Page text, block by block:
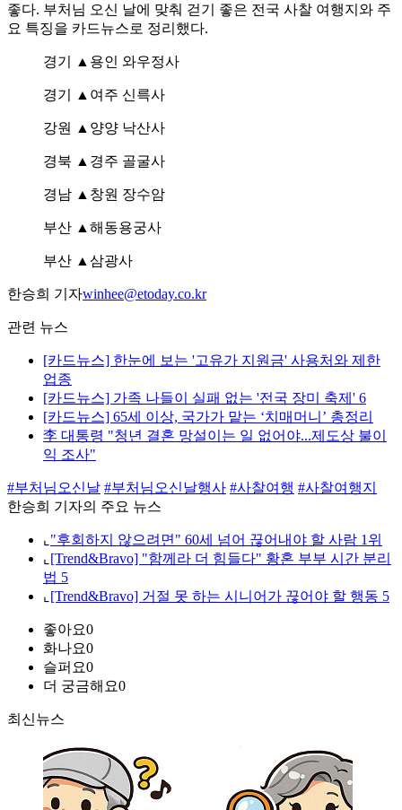
좋다. 부처님 오신 날에 맞춰 걷기 좋은 전국 사찰 여행지와 주
요 특징을 카드뉴스로 정리했다.
경기 ▲용인 와우정사
경기 ▲여주 신륵사
강원 ▲양양 낙산사
경북 ▲경주 골굴사
경남 ▲창원 장수암
부산 ▲해동용궁사
부산 ▲삼광사
한승희 기자winhee@etoday.co.kr
관련 뉴스
[카드뉴스] 한눈에 보는 '고유가 지원금' 사용처와 제한
업종
[카드뉴스] 가족 나들이 실패 없는 '전국 장미 축제' 6
[카드뉴스] 65세 이상, 국가가 맡는 ‘치매머니’ 총정리
李 대통령 "청년 결혼 망설이는 일 없어야...제도상 불이
익 조사"
#부처님오신날 #부처님오신날행사 #사찰여행 #사찰여행지
한승희 기자의 주요 뉴스
⌞ "후회하지 않으려면" 60세 넘어 끊어내야 할 사람 1위
⌞ [Trend&Bravo] "함께라 더 힘들다" 황혼 부부 시간 분리
법 5
⌞ [Trend&Bravo] 거절 못 하는 시니어가 끊어야 할 행동 5
좋아요0
화나요0
슬퍼요0
더 궁금해요0
최신뉴스